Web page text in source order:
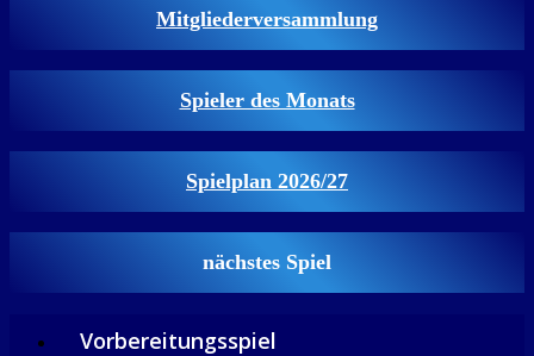
Mitgliederversammlung
Spieler des Monats
Spielplan 2026/27
nächstes Spiel
Vorbereitungsspiel